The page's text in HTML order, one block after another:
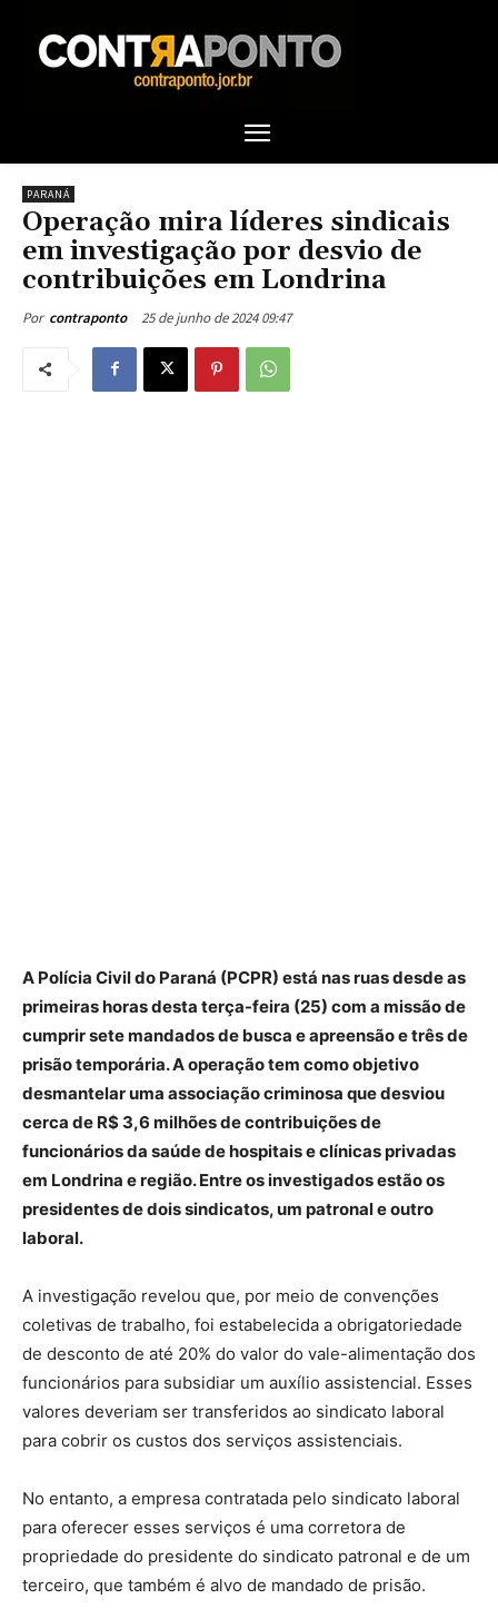
PARANÁ
Operação mira líderes sindicais
em investigação por desvio de
contribuições em Londrina
Por contraponto 25 de junho de 2024 09:47
A Polícia Civil do Paraná (PCPR) está nas ruas desde as
primeiras horas desta terça-feira (25) com a missão de
cumprir sete mandados de busca e apreensão e três de
prisão temporária. A operação tem como objetivo
desmantelar uma associação criminosa que desviou
cerca de R$ 3,6 milhões de contribuições de
funcionários da saúde de hospitais e clínicas privadas
em Londrina e região. Entre os investigados estão os
presidentes de dois sindicatos, um patronal e outro
laboral.
A investigação revelou que, por meio de convenções
coletivas de trabalho, foi estabelecida a obrigatoriedade
de desconto de até 20% do valor do vale-alimentação dos
funcionários para subsidiar um auxílio assistencial. Esses
valores deveriam ser transferidos ao sindicato laboral
para cobrir os custos dos serviços assistenciais.
No entanto, a empresa contratada pelo sindicato laboral
para oferecer esses serviços é uma corretora de
propriedade do presidente do sindicato patronal e de um
terceiro, que também é alvo de mandado de prisão.